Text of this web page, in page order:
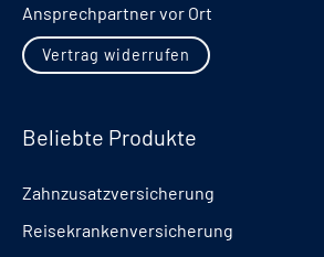
Ansprechpartner vor Ort
Vertrag widerrufen
Beliebte Produkte
Zahnzusatzversicherung
Reisekrankenversicherung